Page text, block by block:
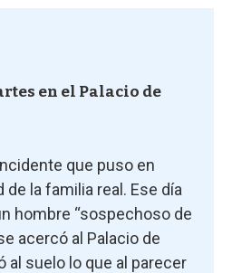
en el Palacio de
que puso en
de la familia real. Ese día
hombre “sospechoso de
acercó al Palacio de
al suelo lo que al parecer